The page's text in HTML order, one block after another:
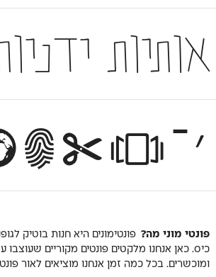
אותיות
׳־ÏÀÌáãíî*XÍljkwhsVöהþÅסyÇeÞБP8¢Ú
פונטי מוני מה? פונטימונים היא חנות בוטיק
כיס. כאן אנחנו מלקטים פונטים מקוריים שעוצבו
ומוכשרים. בכל כמה זמן אנחנו מוציאים לאור